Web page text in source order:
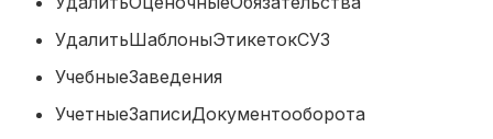
УдалитьШаблоныЭтикетокСУЗ
УчебныеЗаведения
УчетныеЗаписиДокументооборота